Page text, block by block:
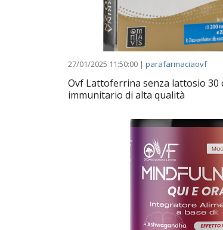
27/01/2025 11:50:00 | parafarmaciaovf
Ovf Lattoferrina senza lattosio 30
immunitario di alta qualità